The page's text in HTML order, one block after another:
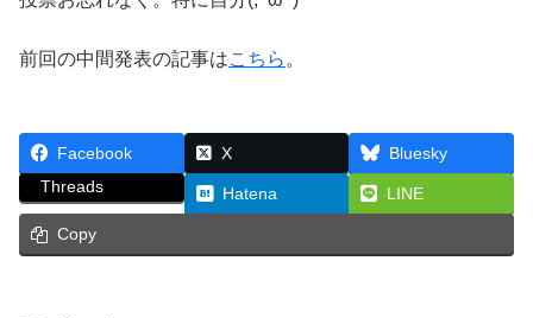
前回の中間発表の記事はこちら 。
Facebook X
Bluesky
Threads
Hatena LINE
Copy